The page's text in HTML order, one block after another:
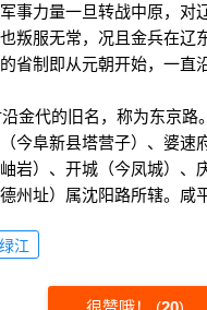
事力量一旦转战中原，
叛服无常，况且金兵在
省制即从元朝开始，一直
代的旧名，称为东京路
今阜新县塔营子）、婆速
岩）、开城（今凤城）
州址）属沈阳路所辖。咸
江